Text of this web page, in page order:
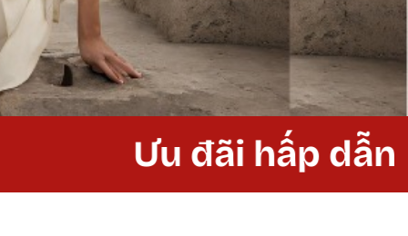
Ưu đãi hấp dẫn